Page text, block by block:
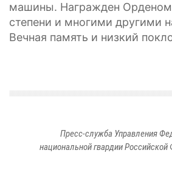
машины. Награжден
степени и многими другими
Вечная память и низкий
Пресс-служба Управления
национальной гвардии